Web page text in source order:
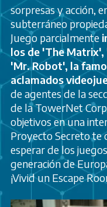
sorpresas y acción,
subterráneo
Juego parcialmente
los de 'The Matrix',
'Mr. Robot', la
aclamados
de agentes de la
de la TowerNet
objetivos en una
Proyecto Secreto te
esperar de los
generación de
¡Vivid un Escape